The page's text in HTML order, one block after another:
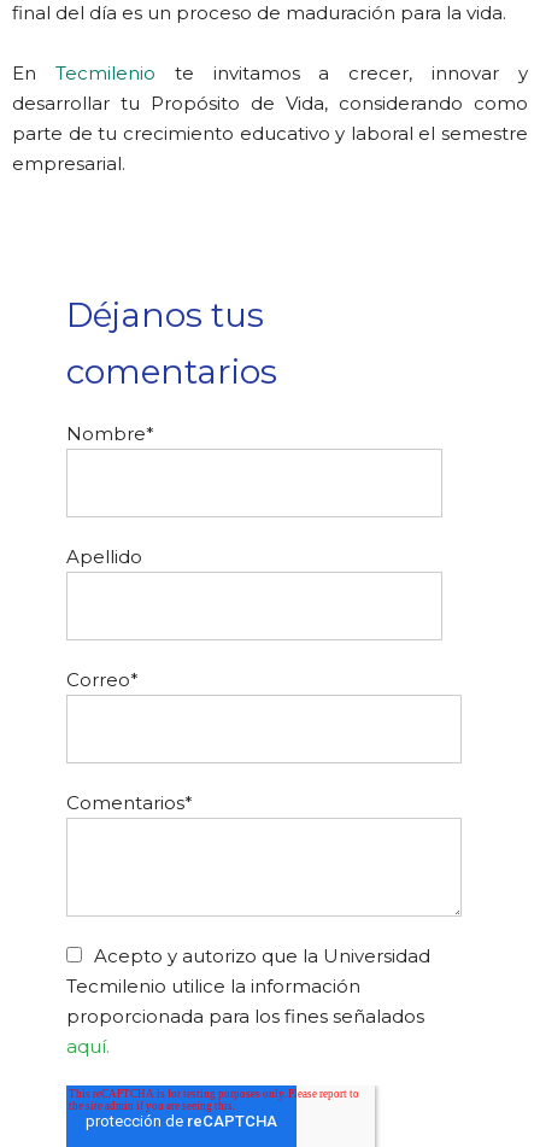
final del día es un proceso de maduración para la vida.
En Tecmilenio te invitamos a crecer, innovar y
desarrollar tu Propósito de Vida, considerando como
parte de tu crecimiento educativo y laboral el semestre
empresarial.
Déjanos tus
comentarios
Nombre*
Apellido
Correo*
Comentarios*
Acepto y autorizo que la Universidad
Tecmilenio utilice la información
proporcionada para los fines señalados
aquí.